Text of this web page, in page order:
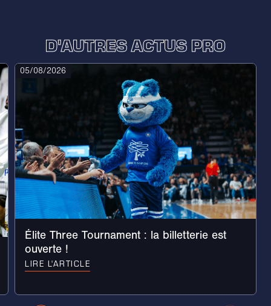
D'AUTRES ACTUS PRO
05/08/2026
Élite Three Tournament : la billetterie est
ouverte !
LIRE L'ARTICLE